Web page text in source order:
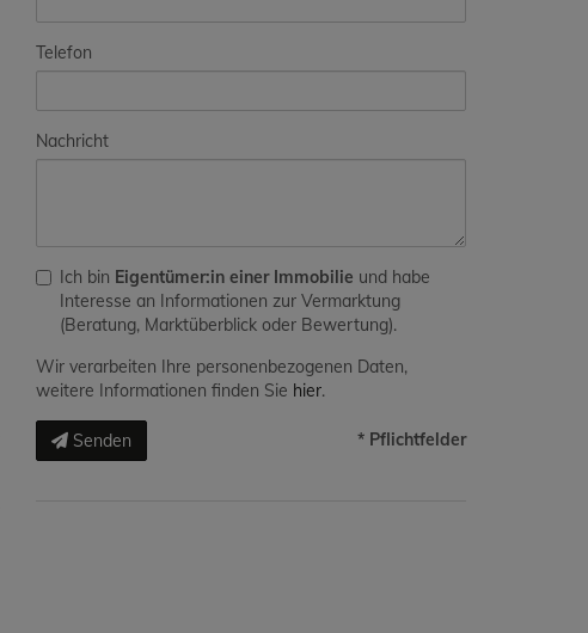
Telefon
Nachricht
Ich bin Eigentümer:in einer Immobilie und habe
Interesse an Informationen zur Vermarktung
(Beratung, Marktüberblick oder Bewertung).
Wir verarbeiten Ihre personenbezogenen Daten,
weitere Informationen finden Sie hier.
Senden * Pflichtfelder